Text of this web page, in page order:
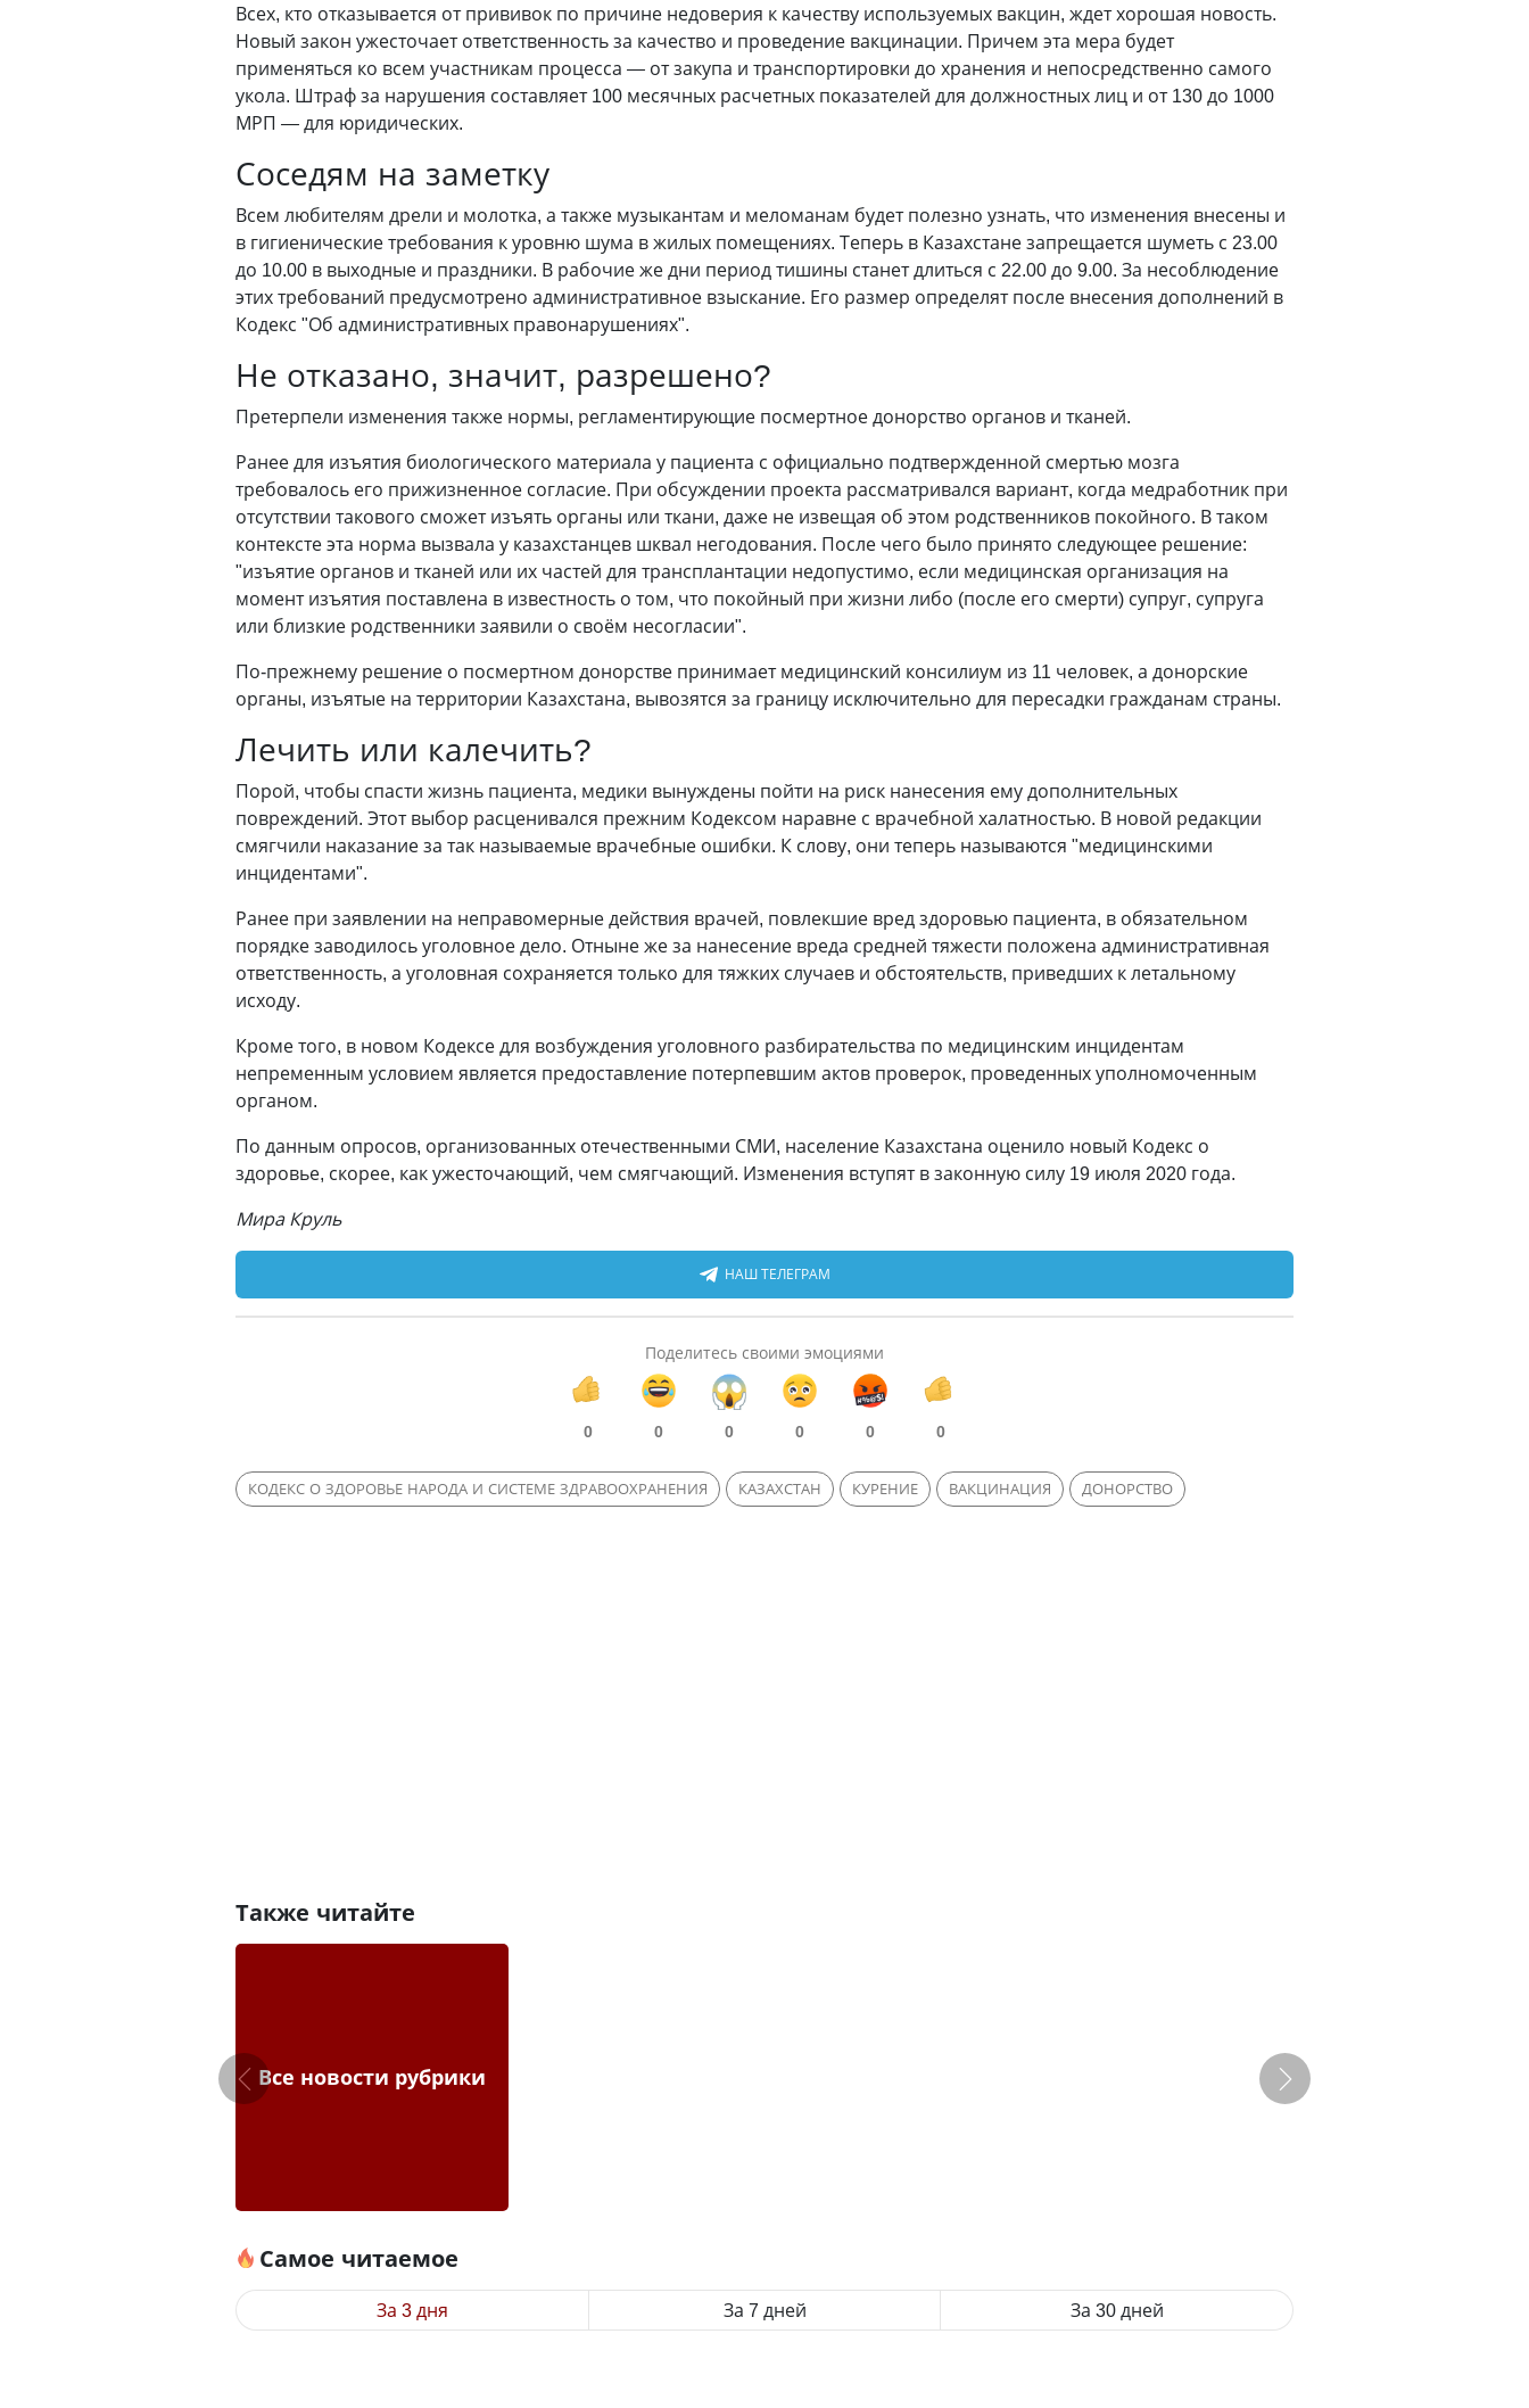
Всех, кто отказывается от прививок по причине недоверия к качеству используемых вакцин, ждет хорошая новость.
Новый закон ужесточает ответственность за качество и проведение вакцинации. Причем эта мера будет
применяться ко всем участникам процесса — от закупа и транспортировки до хранения и непосредственно самого
укола. Штраф за нарушения составляет 100 месячных расчетных показателей для должностных лиц и от 130 до 1000
МРП —для юридических.
Соседям на заметку
Всем любителям дрели и молотка, а также музыкантам и меломанам будет полезно узнать, что изменения внесены и
в гигиенические требования к уровню шума в жилых помещениях. Теперь в Казахстане запрещается шуметь с 23.00
до 10.00 в выходные и праздники. В рабочие же дни период тишины станет длиться с 22.00 до 9.00. За несоблюдение
этих требований предусмотрено административное взыскание. Его размер определят после внесения дополнений в
Кодекс "Об административных правонарушениях".
Не отказано, значит, разрешено?
Претерпели изменения также нормы, регламентирующие посмертное донорство органов и тканей.
Ранее для изъятия биологического материала у пациента с официально подтвержденной смертью мозга
требовалось его прижизненное согласие. При обсуждении проекта рассматривался вариант, когда медработник при
отсутствии такового сможет изъять органы или ткани, даже не извещая об этом родственников покойного. В таком
контексте эта норма вызвала у казахстанцев шквал негодования. После чего было принято следующее решение:
"изъятие органов и тканей или их частей для трансплантации недопустимо, если медицинская организация на
момент изъятия поставлена в известность о том, что покойный при жизни либо (после его смерти) супруг, супруга
или близкие родственники заявили о своём несогласии".
По-прежнему решение о посмертном донорстве принимает медицинский консилиум из 11 человек, а донорские
органы, изъятые на территории Казах­стана, вывозятся за границу исключительно для пересадки гражданам страны.
Лечить или калечить?
Порой, чтобы спасти жизнь пациента, медики вынуждены пойти на риск нанесения ему дополнительных
повреждений. Этот выбор расценивался прежним Кодексом наравне с врачебной халатностью. В новой редакции
смягчили наказание за так называемые врачебные ошибки. К слову, они теперь называются "медицинскими
инцидентами".
Ранее при заявлении на неправомерные действия врачей, повлекшие вред здоровью пациента, в обязательном
порядке заводилось уголовное дело. Отныне же за нанесение вреда средней тяжести положена административная
ответственность, а уголовная сохраняется только для тяжких случаев и обстоятельств, приведших к летальному
исходу.
Кроме того, в новом Кодексе для возбуждения уголовного разбирательства по медицинским инцидентам
непременным условием является предоставление потерпевшим актов проверок, проведенных уполномоченным
органом.
По данным опросов, организованных отечественными СМИ, население Казахстана оценило новый Кодекс о
здоровье, скорее, как ужесточающий, чем смягчающий. Изменения вступят в законную силу 19 июля 2020 года.
Мира Круль
НАШ ТЕЛЕГРАМ
Поделитесь своими эмоциями
0 0 0 0 0 0
КОДЕКС О ЗДОРОВЬЕ НАРОДА И СИСТЕМЕ ЗДРАВООХРАНЕНИЯ КАЗАХСТАН КУРЕНИЕ ВАКЦИНАЦИЯ ДОНОРСТВО
Также читайте
Все новости рубрики
Самое читаемое
За 3 дня За 7 дней За 30 дней